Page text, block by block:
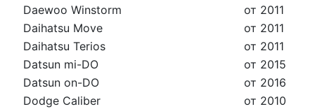
Daewoo Winstorm
от 2011
Daihatsu Move
от 2011
Daihatsu Terios
от 2011
Datsun mi-DO
от 2015
Datsun on-DO
от 2016
Dodge Caliber
от 2010